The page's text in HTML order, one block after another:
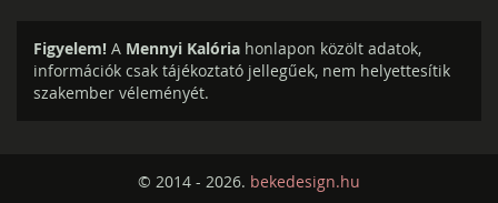
Figyelem! A Mennyi Kalória honlapon közölt adatok,
információk csak tájékoztató jellegűek, nem helyettesítik
szakember véleményét.
© 2014 - 2026. bekedesign.hu